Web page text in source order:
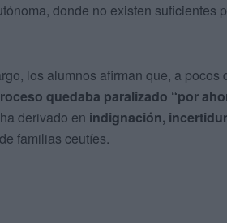
donde no existen suficientes
los alumnos afirman que, a
quedaba paralizado “por
derivado en indignación,
familias ceutíes.